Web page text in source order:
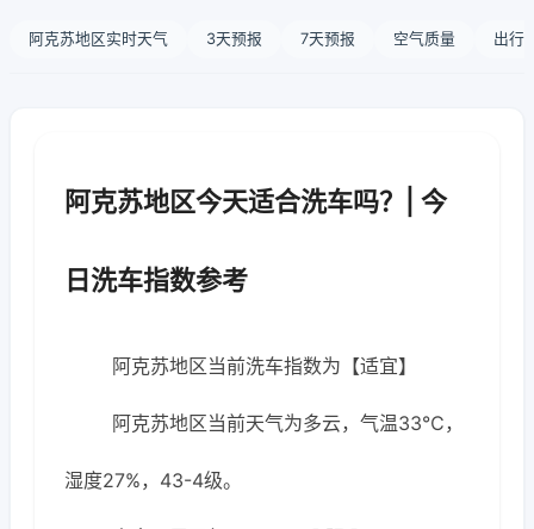
阿克苏地区实时天气 3天预报 7天预报 空气质量 出行
阿克苏地区今天适合洗车吗？| 今
日洗车指数参考
阿克苏地区当前洗车指数为【适宜】
阿克苏地区当前天气为多云，气温33℃，
湿度27%，43-4级。